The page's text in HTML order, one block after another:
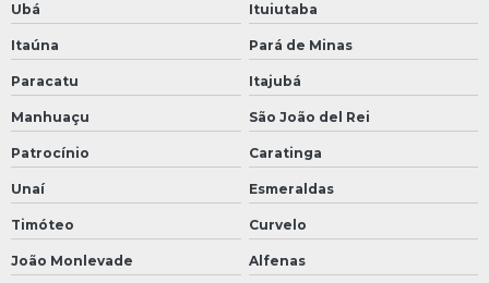
Ubá Ituiutaba
Itaúna Pará de Minas
Paracatu Itajubá
Manhuaçu São João del Rei
Patrocínio Caratinga
Unaí Esmeraldas
Timóteo Curvelo
João Monlevade Alfenas